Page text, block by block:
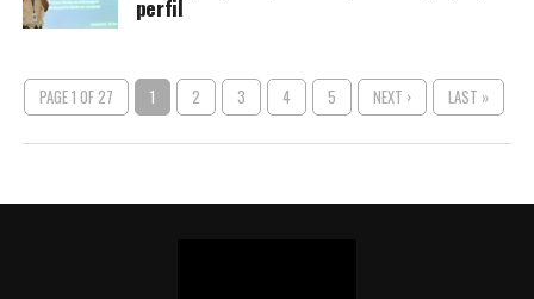
perfil
PAGE 1 OF 27 1 2 3 4 5 NEXT › LAST »